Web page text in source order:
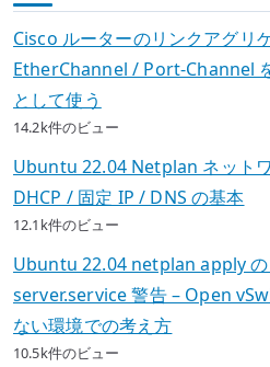
Cisco ルーターのリンクアグリ
EtherChannel / Port-Channel
として使う
14.2k件のビュー
Ubuntu 22.04 Netplan ネット
DHCP / 固定 IP / DNS の基本
12.1k件のビュー
Ubuntu 22.04 netplan apply
server.service 警告 – Open
ない環境での考え方
10.5k件のビュー